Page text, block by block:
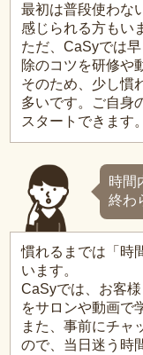
最初は普段使わな
感じられる方もい
ただ、CaSyでは
除のコツを研修や
そのため、少し慣
多いです。ご自身
スタートできます。
時間
終わ
慣れるまでは「時
います。
CaSyでは、お客
をサロンや動画で
また、事前にチャ
ので、当日迷う時